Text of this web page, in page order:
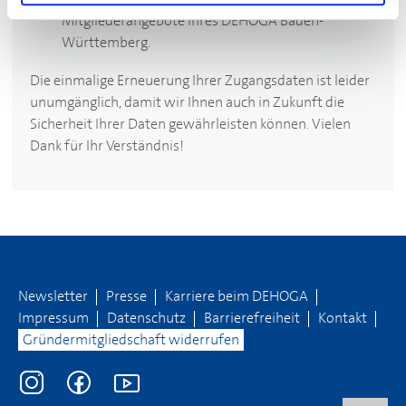
Mitgliederangebote IhresDEHOGABaden-
Württemberg.
Die einmalige Erneuerung Ihrer Zugangsdaten ist leider
unumgänglich, damit wir Ihnen auch in Zukunft die
Sicherheit Ihrer Daten gewährleisten können. Vielen
Dank für Ihr Verständnis!
Newsletter Presse Karriere beim DEHOGA
Impressum
Datenschutz Barrierefreiheit
Kontakt
Gründermitgliedschaft widerrufen